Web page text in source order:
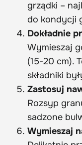
grządki –
do kondycji
Dokładnie
Wymieszaj
(15-20 cm).
składniki
Zastosuj
Rozsyp
sadzone
Wymieszaj